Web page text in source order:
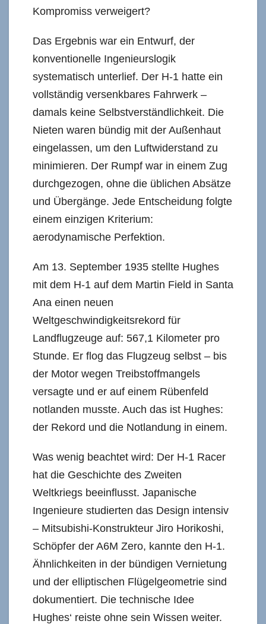
Kompromiss verweigert?
Das Ergebnis war ein Entwurf, der
konventionelle Ingenieurslogik
systematisch unterlief. Der H-1 hatte ein
vollständig versenkbares Fahrwerk –
damals keine Selbstverständlichkeit. Die
Nieten waren bündig mit der Außenhaut
eingelassen, um den Luftwiderstand zu
minimieren. Der Rumpf war in einem Zug
durchgezogen, ohne die üblichen Absätze
und Übergänge. Jede Entscheidung folgte
einem einzigen Kriterium:
aerodynamische Perfektion.
Am 13. September 1935 stellte Hughes
mit dem H-1 auf dem Martin Field in Santa
Ana einen neuen
Weltgeschwindigkeitsrekord für
Landflugzeuge auf: 567,1 Kilometer pro
Stunde. Er flog das Flugzeug selbst – bis
der Motor wegen Treibstoffmangels
versagte und er auf einem Rübenfeld
notlanden musste. Auch das ist Hughes:
der Rekord und die Notlandung in einem.
Was wenig beachtet wird: Der H-1 Racer
hat die Geschichte des Zweiten
Weltkriegs beeinflusst. Japanische
Ingenieure studierten das Design intensiv
– Mitsubishi-Konstrukteur Jiro Horikoshi,
Schöpfer der A6M Zero, kannte den H-1.
Ähnlichkeiten in der bündigen Vernietung
und der elliptischen Flügelgeometrie sind
dokumentiert. Die technische Idee
Hughes‘ reiste ohne sein Wissen weiter.